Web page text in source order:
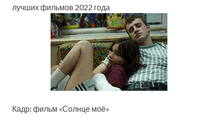
лучших фильмов 2022 года
Кадр: фильм «Солнце моё»